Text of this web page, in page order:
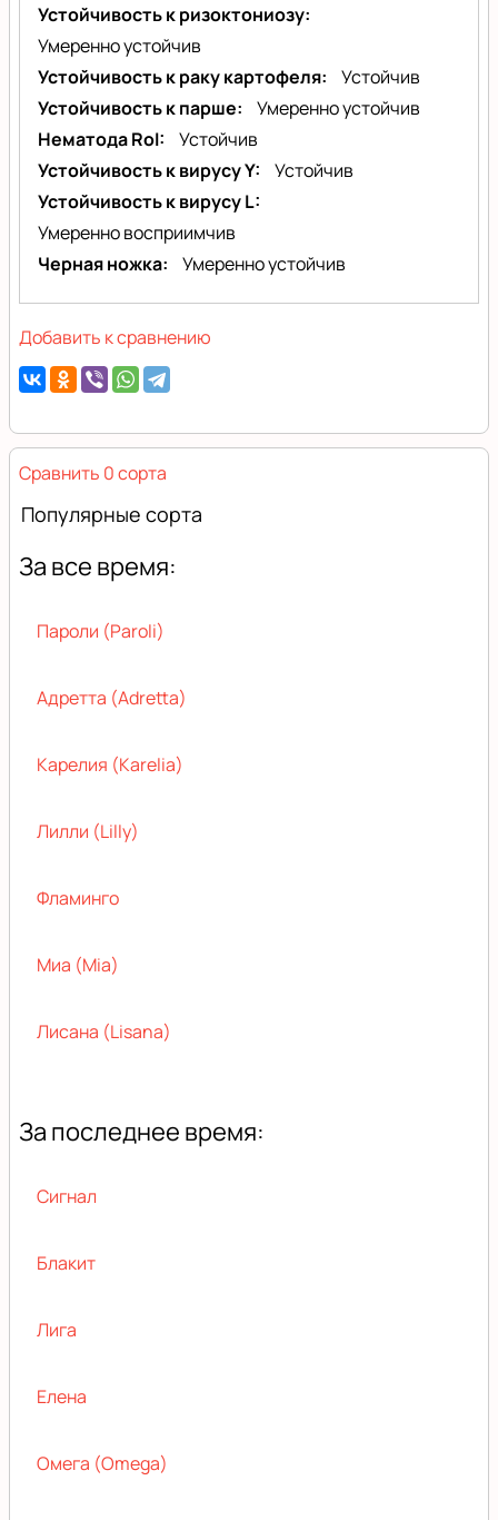
Устойчивость к ризоктониозу
Умеренно устойчив
Устойчивость к раку картофеля
Устойчив
Устойчивость к парше
Умеренно устойчив
Нематода RoI
Устойчив
Устойчивость к вирусу Y
Устойчив
Устойчивость к вирусу L
Умеренно восприимчив
Черная ножка
Умеренно устойчив
Добавить к сравнению
Сравнить 0 сорта
Популярные сорта
За все время:
Пароли (Paroli)
Адретта (Adretta)
Карелия (Karelia)
Лилли (Lilly)
Фламинго
Миа (Mia)
Лисана (Lisana)
За последнее время:
Сигнал
Блакит
Лига
Елена
Омега (Omega)